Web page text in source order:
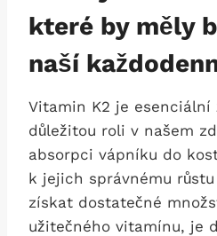
které by měly
naší
Vitamin K2 je
důležitou roli v našem
absorpci vápníku do
k jejich správnému
získat dostatečné
užitečného vitamínu, je